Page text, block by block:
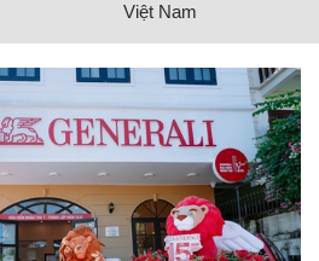
Việt Nam